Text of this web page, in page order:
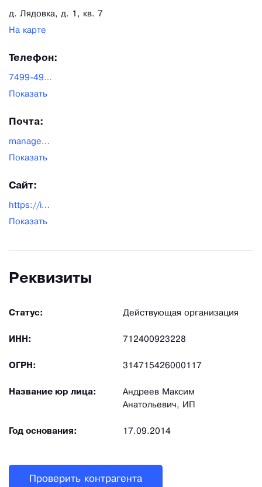
д. Лядовка, д. 1, кв. 7
На карте
Телефон:
7499-495-17-05
Показать
Почта:
manager4@vk-iz.ru
Показать
Сайт:
https://internet-zapchasti.ru/
Показать
Реквизиты
Статус: Действующая организация
ИНН: 712400923228
ОГРН: 314715426000117
Название юр лица:
Андреев Максим
Анатольевич, ИП
Год основания: 17.09.2014
Проверить контрагента